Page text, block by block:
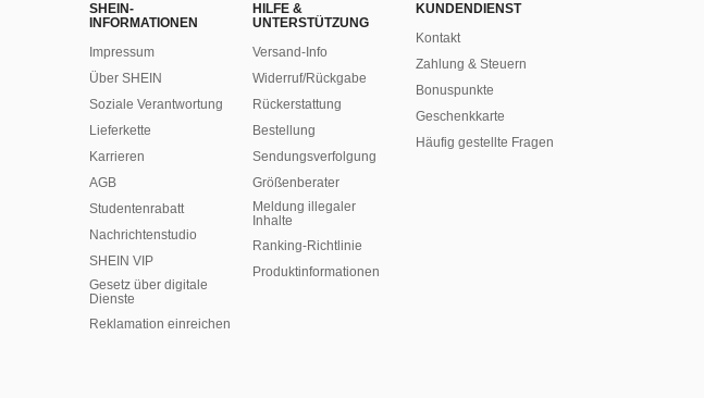
SHEIN-
INFORMATIONEN
Impressum
Über SHEIN
Soziale Verantwortung
Lieferkette
Karrieren
AGB
Studentenrabatt
Nachrichtenstudio
SHEIN VIP
Gesetz über digitale
Dienste
Reklamation einreichen
HILFE &
UNTERSTÜTZUNG
Versand-Info
Widerruf/Rückgabe
Rückerstattung
Bestellung
Sendungsverfolgung
Größenberater
Meldung illegaler
Inhalte
Ranking-Richtlinie
​Produktinformationen
KUNDENDIENST
Kontakt
Zahlung & Steuern
Bonuspunkte
Geschenkkarte
Häufig gestellte Fragen